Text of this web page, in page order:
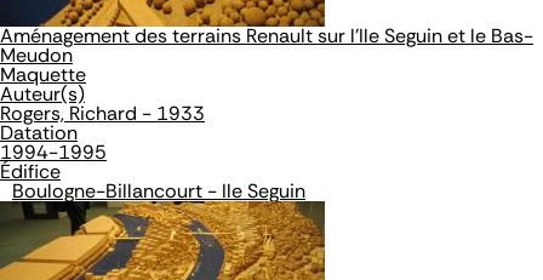
Aménagement des terrains Renault sur l'Ile Seguin et le Bas-
Meudon
Maquette
Auteur(s)
Rogers, Richard - 1933
Datation
1994-1995
Édifice
Boulogne-Billancourt - Ile Seguin